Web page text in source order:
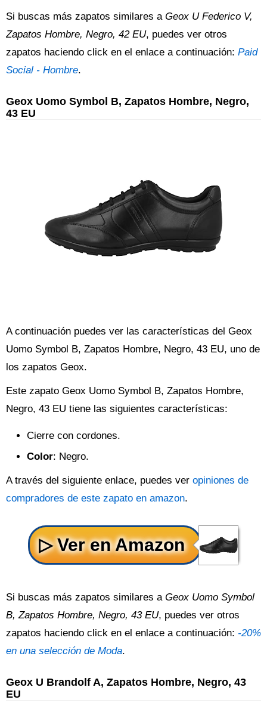
Si buscas más zapatos similares a Geox U Federico V,
Zapatos Hombre, Negro, 42 EU, puedes ver otros
zapatos haciendo click en el enlace a continuación: Paid
Social - Hombre.
Geox Uomo Symbol B, Zapatos Hombre, Negro,
43 EU
A continuación puedes ver las características del Geox
Uomo Symbol B, Zapatos Hombre, Negro, 43 EU, uno de
los zapatos Geox.
Este zapato Geox Uomo Symbol B, Zapatos Hombre,
Negro, 43 EU tiene las siguientes características:
Cierre con cordones.
Color: Negro.
A través del siguiente enlace, puedes ver opiniones de
compradores de este zapato en amazon.
Si buscas más zapatos similares a Geox Uomo Symbol
B, Zapatos Hombre, Negro, 43 EU, puedes ver otros
zapatos haciendo click en el enlace a continuación: -20%
en una selección de Moda.
Geox U Brandolf A, Zapatos Hombre, Negro, 43
EU